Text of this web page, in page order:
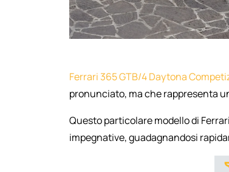
Ferrari 365 GTB/4 Daytona
pronunciato, ma che rappresenta
Questo particolare modello di
impegnative, guadagnandosi